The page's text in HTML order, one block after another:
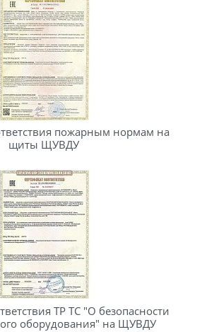
пожарным нормам на
щиты ЩУВДУ
ТР ТС "О безопасности
оборудования" на ЩУВДУ